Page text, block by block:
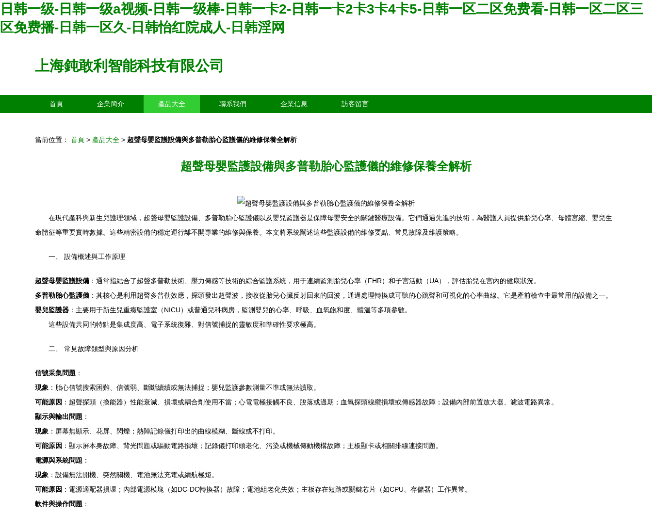
日韩一级-日韩一级a视频-日韩一级棒-日韩一卡2-日韩一卡2卡3卡4卡5-日韩一区二区免费看-日韩一区二区三
区免费播-日韩一区久-日韩怡红院成人-日韩淫网
上海鈍敢利智能科技有限公司
首頁 企業簡介 產品大全 聯系我們 企業信息 訪客留言
當前位置： 首頁 > 產品大全 > 超聲母嬰監護設備與多普勒胎心監護儀的維修保養全解析
超聲母嬰監護設備與多普勒胎心監護儀的維修保養全解析
在現代產科與新生兒護理領域，超聲母嬰監護設備、多普勒胎心監護儀以及嬰兒監護器是保障母嬰安全的關鍵醫療設備。它們通過先進的技術，為醫護人員提供胎兒心率、母體宮縮、嬰兒生
命體征等重要實時數據。這些精密設備的穩定運行離不開專業的維修與保養。本文將系統闡述這些監護設備的維修要點、常見故障及維護策略。
一、 設備概述與工作原理
超聲母嬰監護設備 ：通常指結合了超聲多普勒技術、壓力傳感等技術的綜合監護系統，用于連續監測胎兒心率（FHR）和子宮活動（UA），評估胎兒在宮內的健康狀況。
多普勒胎心監護儀 ：其核心是利用超聲多普勒效應，探頭發出超聲波，接收從胎兒心臟反射回來的回波，通過處理轉換成可聽的心跳聲和可視化的心率曲線。它是產前檢查中最常用的設備之一。
嬰兒監護器 ：主要用于新生兒重癥監護室（NICU）或普通兒科病房，監測嬰兒的心率、呼吸、血氧飽和度、體溫等多項參數。
這些設備共同的特點是集成度高、電子系統復雜、對信號捕捉的靈敏度和準確性要求極高。
二、 常見故障類型與原因分析
信號采集問題 ：
現象 ：胎心信號搜索困難、信號弱、斷斷續續或無法捕捉；嬰兒監護參數測量不準或無法讀取。
可能原因 ：超聲探頭（換能器）性能衰減、損壞或耦合劑使用不當；心電電極接觸不良、脫落或過期；血氧探頭線纜損壞或傳感器故障；設備內部前置放大器、濾波電路異常。
顯示與輸出問題 ：
現象 ：屏幕無顯示、花屏、閃爍；熱陣記錄儀打印出的曲線模糊、斷線或不打印。
可能原因 ：顯示屏本身故障、背光問題或驅動電路損壞；記錄儀打印頭老化、污染或機械傳動機構故障；主板顯卡或相關排線連接問題。
電源與系統問題 ：
現象 ：設備無法開機、突然關機、電池無法充電或續航極短。
可能原因 ：電源適配器損壞；內部電源模塊（如DC-DC轉換器）故障；電池組老化失效；主板存在短路或關鍵芯片（如CPU、存儲器）工作異常。
軟件與操作問題 ：